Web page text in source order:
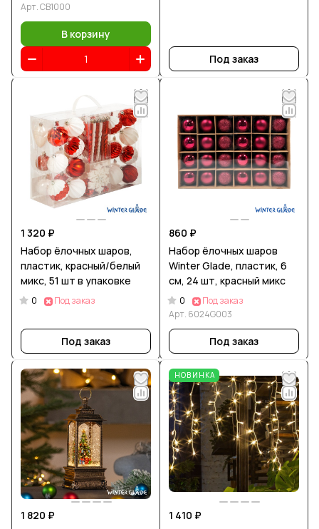
Арт.CB1000
В корзину
Под заказ
1 320 ₽
Набор ёлочных шаров,
пластик, красный/белый
микс, 51 шт в упаковке
0 Под заказ
Под заказ
860 ₽
Набор ёлочных шаров
Winter Glade, пластик, 6
см, 24 шт, красный микс
0
Под заказ
Арт. 6024G003
Под заказ
1 820 ₽
НОВИНКА
1 410 ₽